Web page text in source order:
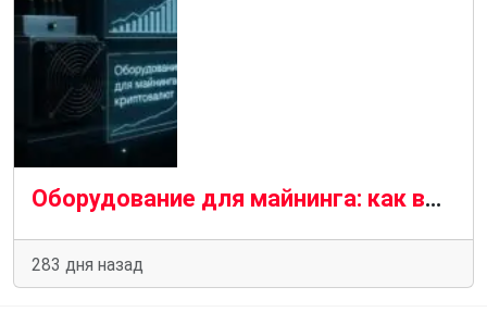
Оборудование для майнинга: как выбрать ASIC майнер и не потерять деньги в 2025 году
283 дня назад